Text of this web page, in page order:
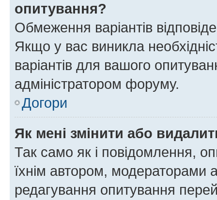
опитування?
Обмеження варіантів
Якщо у вас виникла
варіантів для вашого
адміністратором форуму.
Догори
Як мені змінити або
Так само як і повідомлення,
їхнім автором, модераторами
редагування опитування